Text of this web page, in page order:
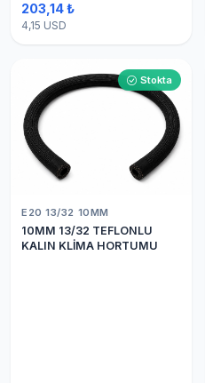
203,14 ₺
4,15 USD
Stokta
E20 13/32 10MM
10MM 13/32 TEFLONLU
KALIN KLİMA HORTUMU